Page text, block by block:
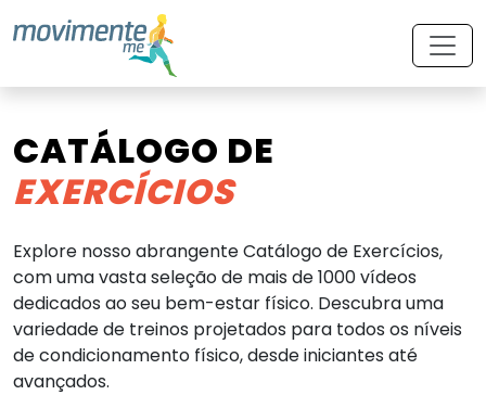
CATÁLOGO DE
EXERCÍCIOS
Explore nosso abrangente Catálogo de Exercícios,
com uma vasta seleção de mais de 1000 vídeos
dedicados ao seu bem-estar físico. Descubra uma
variedade de treinos projetados para todos os níveis
de condicionamento físico, desde iniciantes até
avançados.